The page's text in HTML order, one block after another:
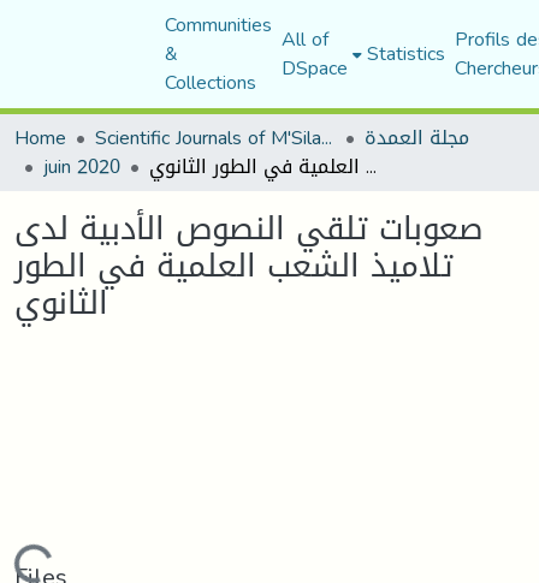
Communities
&
Collections
All of
DSpace Statistics Profils
Home
Scientific Journals of M'Sila University مجلة العمدة
juin 2020 صعوبات تلقي النصوص الأدبية لدى تلاميذ الشعب العلمية في الطور الثانوي
صعوبات تلقي النصوص الأدبية لدى
تلاميذ الشعب العلمية في الطور
الثانوي